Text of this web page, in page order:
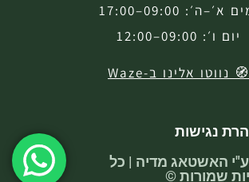
א׳–ה׳: 09:00–17:00
יום ו׳: 09:00–12:00
🧭 נווטו אלינו ב-Waze
נגישות
האשטאג מדיה | כל
שמורות ©